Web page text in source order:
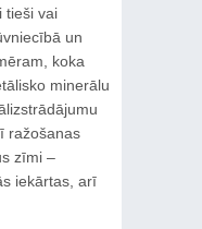
tieši vai
un
koka
minerālu
ražošanas
zīmi –
iekārtas, arī